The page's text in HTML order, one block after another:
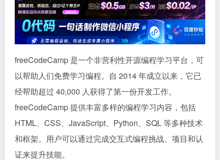
freeCodeCamp 是一个非营利性开源编程学习平台，可
以帮助人们免费学习编程。自 2014 年成立以来，它已
经帮助超过 40,000 人获得了第一份开发工作。
freeCodeCamp 提供丰富多样的编程学习内容，包括
HTML、CSS、JavaScript、Python、SQL 等多种技术
和框架。用户可以通过完成交互式编程挑战、项目和认
证来提升技能。